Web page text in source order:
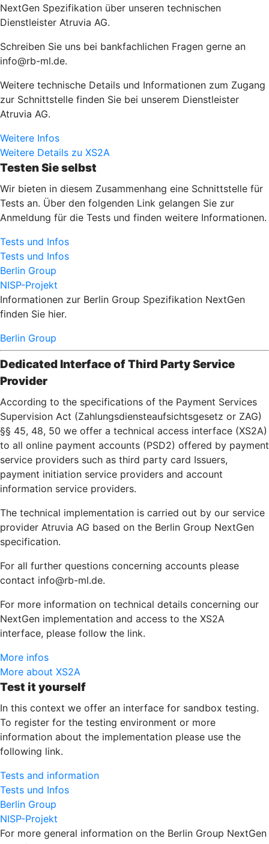
NextGen Spezifikation über unseren technischen
Dienstleister Atruvia AG.
Schreiben Sie uns bei bankfachlichen Fragen gerne an
info@rb-ml.de.
Weitere technische Details und Informationen zum Zugang
zur Schnittstelle finden Sie bei unserem Dienstleister
Atruvia AG.
Weitere Infos
Weitere Details zu XS2A
Testen Sie selbst
Wir bieten in diesem Zusammenhang eine Schnittstelle für
Tests an. Über den folgenden Link gelangen Sie zur
Anmeldung für die Tests und finden weitere Informationen.
Tests und Infos
Tests und Infos
Berlin Group
NISP-Projekt
Informationen zur Berlin Group Spezifikation NextGen
finden Sie hier.
Berlin Group
Dedicated Interface of Third Party Service
Provider
According to the specifications of the Payment Services
Supervision Act (Zahlungsdiensteaufsichtsgesetz or ZAG)
§§ 45, 48, 50 we offer a technical access interface (XS2A)
to all online payment accounts (PSD2) offered by payment
service providers such as third party card Issuers,
payment initiation service providers and account
information service providers.
The technical implementation is carried out by our service
provider Atruvia AG based on the Berlin Group NextGen
specification.
For all further questions concerning accounts please
contact info@rb-ml.de.
For more information on technical details concerning our
NextGen implementation and access to the XS2A
interface, please follow the link.
More infos
More about XS2A
Test it yourself
In this context we offer an interface for sandbox testing.
To register for the testing environment or more
information about the implementation please use the
following link.
Tests and information
Tests und Infos
Berlin Group
NISP-Projekt
For more general information on the Berlin Group NextGen